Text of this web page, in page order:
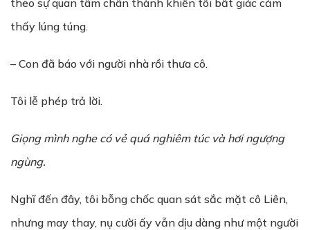
theo sự quan tâm chân thành khiến tôi bất giác cảm
thấy lúng túng.
– Con đã báo với người nhà rồi thưa cô.
Tôi lễ phép trả lời.
Giọng mình nghe có vẻ quá nghiêm túc và hơi ngượng
ngùng.
Nghĩ đến đây, tôi bỗng chốc quan sát sắc mặt cô Liên,
nhưng may thay, nụ cười ấy vẫn dịu dàng như một người